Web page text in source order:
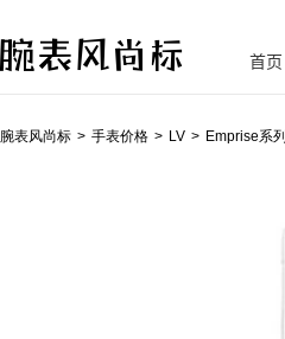
首页
腕表风尚标 手表价格 LV Emprise系列